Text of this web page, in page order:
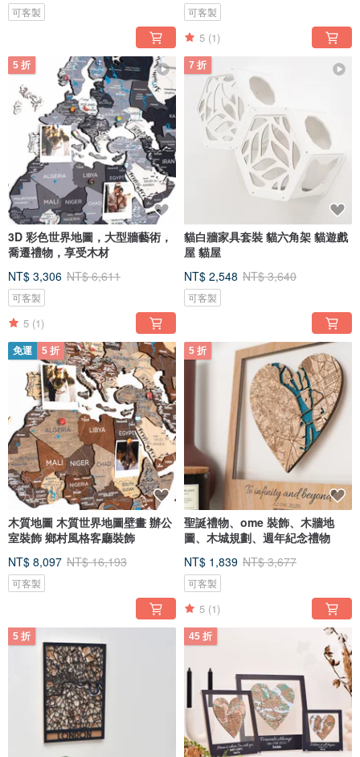
可客製 可客製
5 (1)
5 折
3D 彩色世界地圖，大型牆藝術，
喬遷禮物，享受木材
NT$ 3,306 NT$ 6,611
可客製
5 (1)
7 折
貓白牆家具套裝 貓六角架 貓遊戲
屋 貓屋
NT$ 2,548 NT$ 3,640
可客製
免運 5 折
木質地圖 木質世界地圖壁畫 辦公
室裝飾 鄉村風格客廳裝飾
NT$ 8,097 NT$ 16,193
可客製
5 折
聖誕禮物、ome 裝飾、木牆地
圖、木城規劃、週年紀念禮物
NT$ 1,839 NT$ 3,677
可客製
5 (1)
5 折 45 折